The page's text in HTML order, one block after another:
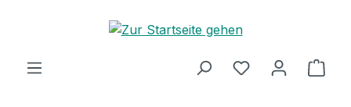
Zum Hauptinhalt springen